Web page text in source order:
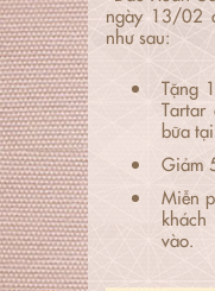
ngày 13/02
như sau:
Tặng
bữa
Giảm
Miễn
vào.